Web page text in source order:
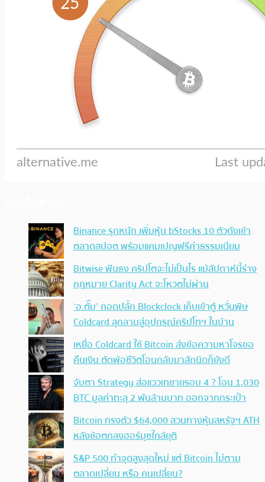
Binance รุกหนัก เพิ่มหุ้น bStocks 10 ตัวดังเข้า
ตลาดสปอต พร้อมแคมเปญฟรีค่าธรรมเนียม
Bitwise ฟันธง คริปโตจะไม่เป็นไร แม้สัปดาห์นี้ร่าง
กฎหมาย Clarity Act จะโหวตไม่ผ่าน
‘อ.ตั๊ม’ ถอดปลั้ก Blockclock เก็บเข้าตู้ หวั่นพิษ
Coldcard ลุกลามสู่อุปกรณ์คริปโทฯ ในบ้าน
เหยื่อ Coldcard ใช้ Bitcoin ส่งข้อความหาโจรขอ
คืนเงิน ตัดพ้อชีวิตโอนกลับมาสักนิดก็ยังดี
จับตา Strategy ส่อแววเทขายรอบ 4 ? โอน 1,030
BTC มูลค่าทะลุ 2 พันล้านบาท ออกจากกระเป๋า
Bitcoin ทรงตัว $64,000 สวนทางหุ้นสหรัฐฯ ATH
หลังข้อตกลงฮอร์มุซใกล้ยุติ
S&P 500 ทำจุดสูงสุดใหม่ แต่ Bitcoin ไม่ตาม
ตลาดเปลี่ยน หรือ คนเปลี่ยน?